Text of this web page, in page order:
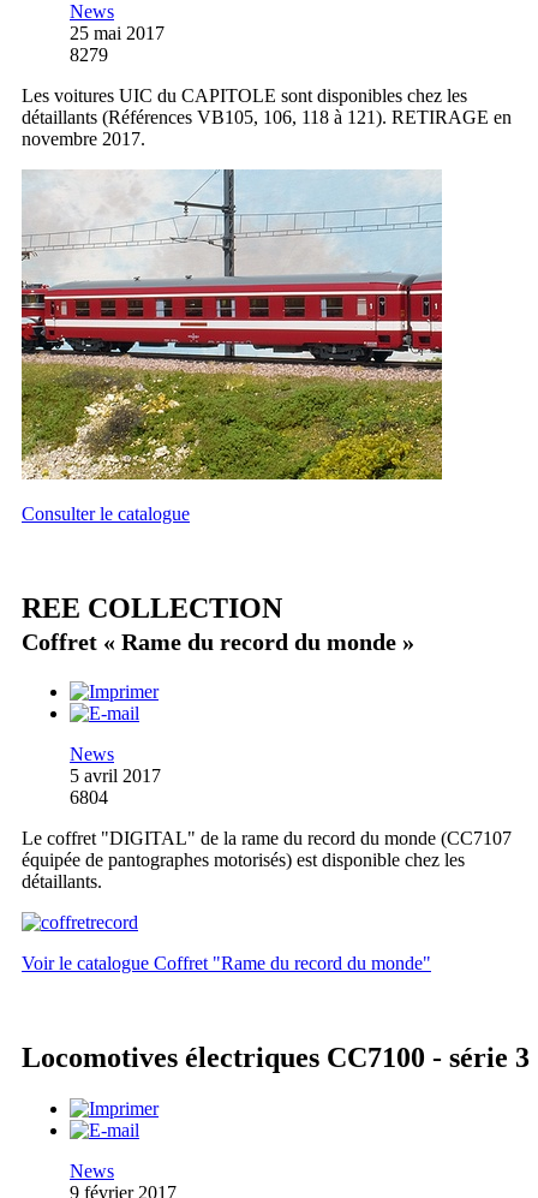
News
25 mai 2017
8279
Les voitures UIC du CAPITOLE sont disponibles chez les
détaillants (Références VB105, 106, 118 à 121). RETIRAGE en
novembre 2017.
Consulter le catalogue
REE COLLECTION
Coffret « Rame du record du monde »
News
5 avril 2017
6804
Le coffret "DIGITAL" de la rame du record du monde (CC7107
équipée de pantographes motorisés) est disponible chez les
détaillants.
Voir le catalogue Coffret "Rame du record du monde"
Locomotives électriques CC7100 - série 3
News
9 février 2017